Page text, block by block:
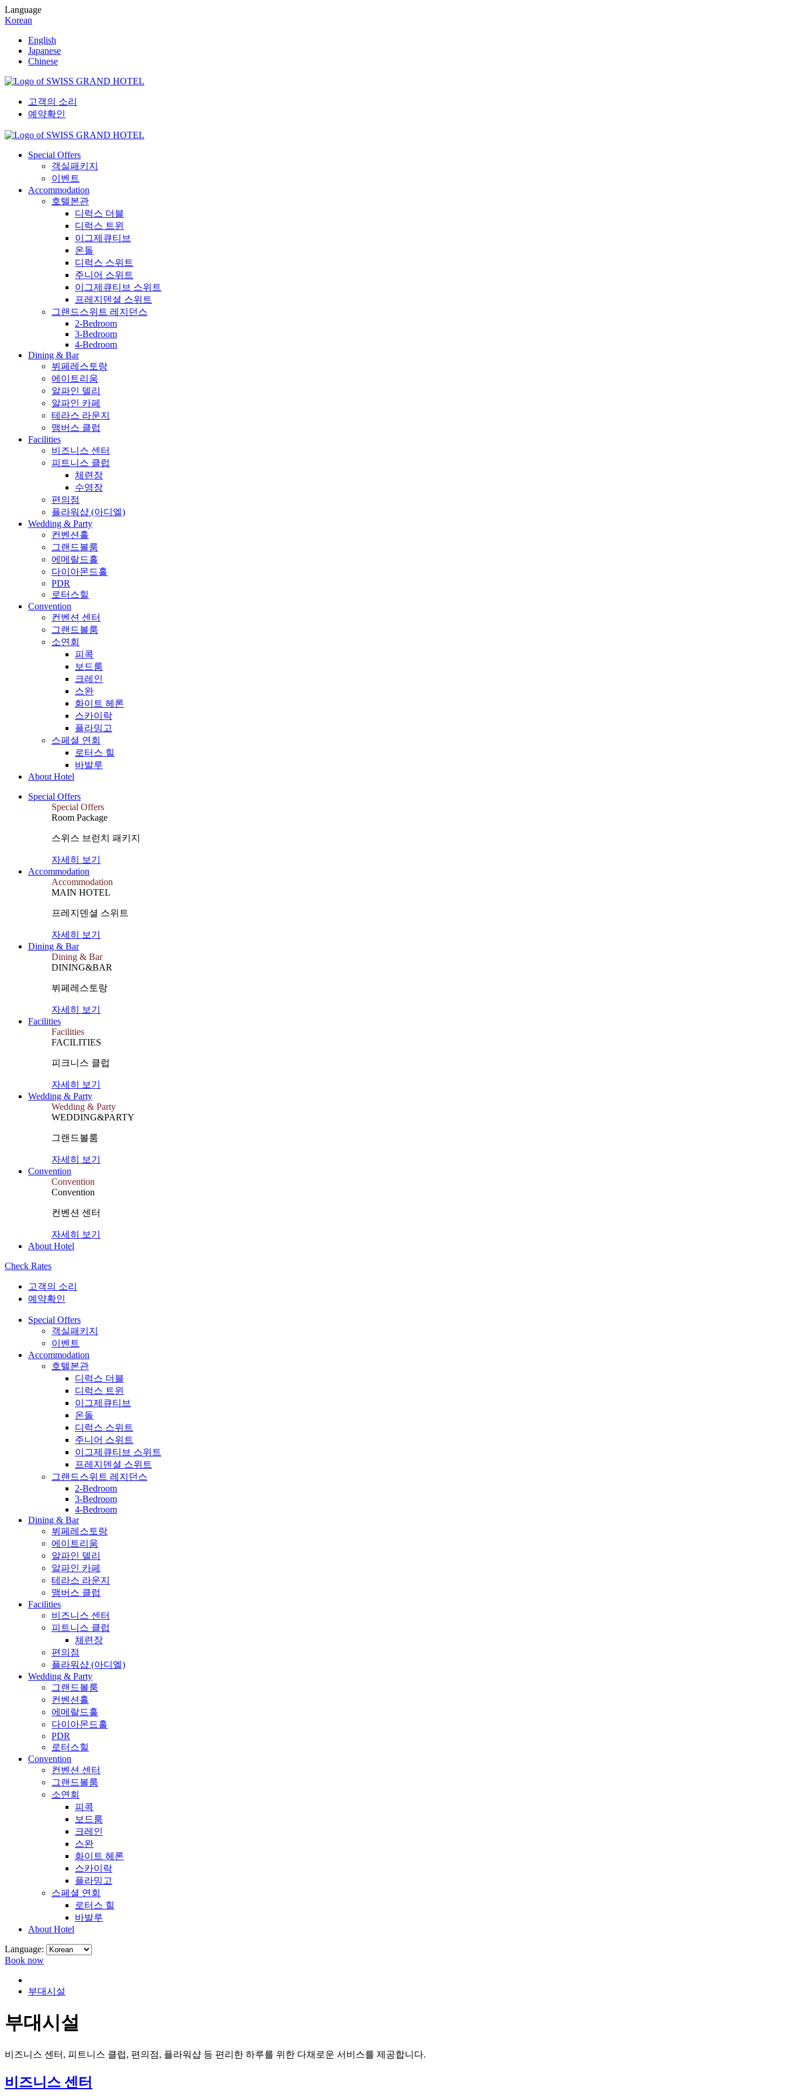
Language
Korean
English
Japanese
Chinese
고객의 소리
예약확인
Special Offers
객실패키지
이벤트
Accommodation
호텔본관
디럭스 더블
디럭스 트윈
이그제큐티브
온돌
디럭스 스위트
주니어 스위트
이그제큐티브 스위트
프레지덴셜 스위트
그랜드스위트 레지던스
2-Bedroom
3-Bedroom
4-Bedroom
Dining & Bar
뷔페레스토랑
에이트리움
알파인 델리
알파인 카페
테라스 라운지
맴버스 클럽
Facilities
비즈니스 센터
피트니스 클럽
체련장
수영장
편의점
플라워샵 (아디엘)
Wedding & Party
컨벤션홀
그랜드볼룸
에메랄드홀
다이아몬드홀
PDR
로터스힐
Convention
컨벤션 센터
그랜드볼룸
소연회
피콕
보드룸
크레인
스완
화이트 헤론
스카이락
플라밍고
스페셜 연회
로터스 힐
바발루
About Hotel
Special Offers
Special Offers
Room Package
스위스 브런치 패키지
자세히 보기
Accommodation
Accommodation
MAIN HOTEL
프레지덴셜 스위트
자세히 보기
Dining & Bar
Dining & Bar
DINING&BAR
뷔페레스토랑
자세히 보기
Facilities
Facilities
FACILITIES
피크니스 클럽
자세히 보기
Wedding & Party
Wedding & Party
WEDDING&PARTY
그랜드볼룸
자세히 보기
Convention
Convention
Convention
컨벤션 센터
자세히 보기
About Hotel
Check Rates
고객의 소리
예약확인
Special Offers
객실패키지
이벤트
Accommodation
호텔본관
디럭스 더블
디럭스 트윈
이그제큐티브
온돌
디럭스 스위트
주니어 스위트
이그제큐티브 스위트
프레지덴셜 스위트
그랜드스위트 레지던스
2-Bedroom
3-Bedroom
4-Bedroom
Dining & Bar
뷔페레스토랑
에이트리움
알파인 델리
알파인 카페
테라스 라운지
맴버스 클럽
Facilities
비즈니스 센터
피트니스 클럽
체련장
편의점
플라워샵 (아디엘)
Wedding & Party
그랜드볼룸
컨벤션홀
에메랄드홀
다이아몬드홀
PDR
로터스힐
Convention
컨벤션 센터
그랜드볼룸
소연회
피콕
보드룸
크레인
스완
화이트 헤론
스카이락
플라밍고
스페셜 연회
로터스 힐
바발루
About Hotel
Language:
Book now
부대시설
부대시설
비즈니스 센터, 피트니스 클럽, 편의점, 플라워샵 등 편리한 하루를 위한 다채로운 서비스를 제공합니다.
비즈니스 센터